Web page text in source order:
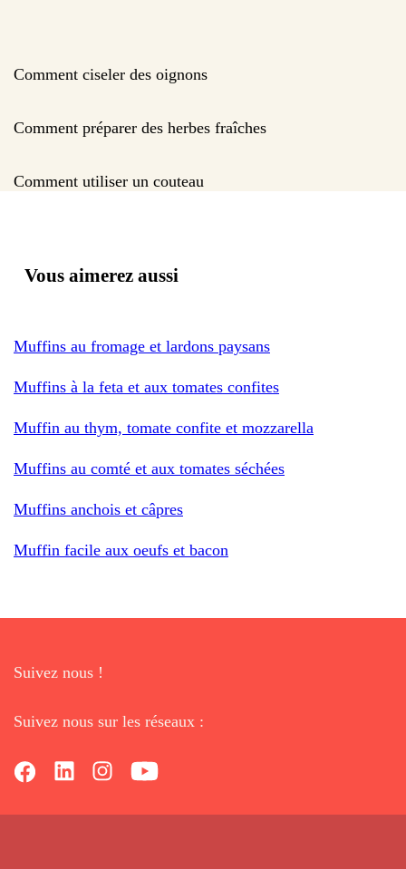
Comment ciseler des oignons
Comment préparer des herbes fraîches
Comment utiliser un couteau
Vous aimerez aussi
Muffins au fromage et lardons paysans
Muffins à la feta et aux tomates confites
Muffin au thym, tomate confite et mozzarella
Muffins au comté et aux tomates séchées
Muffins anchois et câpres
Muffin facile aux oeufs et bacon
Suivez nous !
Suivez nous sur les réseaux :